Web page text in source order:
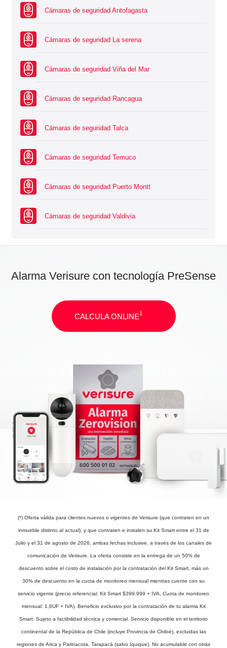
Cámaras de seguridad Antofagasta
Cámaras de seguridad La serena
Cámaras de seguridad Viña del Mar
Cámaras de seguridad Rancagua
Cámaras de seguridad Talca
Cámaras de seguridad Temuco
Cámaras de seguridad Puerto Montt
Cámaras de seguridad Valdivia
Alarma Verisure con tecnología PreSense
CALCULA ONLINE1
(*) Oferta válida para clientes nuevos o vigentes de Verisure (que contraten en un
inmueble distinto al actual), y que contraten e instalen su Kit Smart entre el 31 de
Julio y el 31 de agosto de 2026, ambas fechas inclusive, a través de los canales de
comunicación de Verisure. La oferta consiste en la entrega de un 50% de
descuento sobre el costo de instalación por la contratación del Kit Smart, más un
30% de descuento en la cuota de monitoreo mensual mientras cuente con su
servicio vigente (precio referencial: Kit Smart $399.999 + IVA, Cuota de monitoreo
mensual: 1,6UF + IVA). Beneficio exclusivo por la contratación de tu alarma Kit
Smart. Sujeto a factibilidad técnica y comercial. Servicio disponible en el territorio
continental de la República de Chile (incluye Provincia de Chiloé), excluidas las
regiones de Arica y Parinacota, Tarapacá (salvo Iquique). No acumulable con otras